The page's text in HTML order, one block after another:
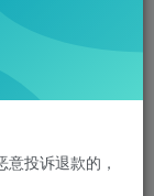
投诉退款的，